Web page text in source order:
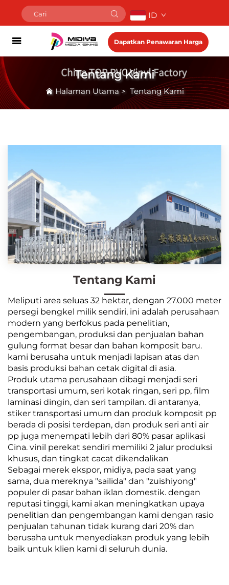
ID
Dapatkan Penawaran Harga
Tentang Kami
Halaman Utama> Tentang Kami
Tentang Kami
Meliputi area seluas 32 hektar, dengan 27.000 meter
persegi bengkel milik sendiri, ini adalah perusahaan
modern yang berfokus pada penelitian,
pengembangan, produksi dan penjualan bahan
gulung format besar dan bahan komposit baru.
kami berusaha untuk menjadi lapisan atas dan
basis produksi bahan cetak digital di asia.
Produk utama perusahaan dibagi menjadi seri
transportasi umum, seri kotak ringan, seri pp, film
laminasi dingin, dan seri tampilan. di antaranya,
stiker transportasi umum dan produk komposit pp
berada di posisi terdepan, dan produk seri anti air
pp juga menempati lebih dari 80% pasar aplikasi
Cina. vinil perekat sendiri memiliki 2 jalur produksi
khusus, dan tingkat cacat dikendalikan
Sebagai merek ekspor, midiya, pada saat yang
sama, dua mereknya "sailida" dan "zuishiyong"
populer di pasar bahan iklan domestik. dengan
reputasi tinggi, kami akan meningkatkan upaya
penelitian dan pengembangan kami dengan rasio
penjualan tahunan tidak kurang dari 20% dan
berusaha untuk menyediakan produk yang lebih
baik untuk klien kami di seluruh dunia.